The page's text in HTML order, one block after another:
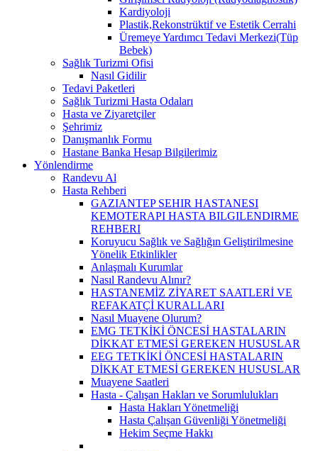
Kardiyoloji
Plastik,Rekonstrüktif ve Estetik Cerrahi
Üremeye Yardımcı Tedavi Merkezi(Tüp
Bebek)
Sağlık Turizmi Ofisi
Nasıl Gidilir
Tedavi Paketleri
Sağlık Turizmi Hasta Odaları
Hasta ve Ziyaretçiler
Şehrimiz
Danışmanlık Formu
Hastane Banka Hesap Bilgilerimiz
Yönlendirme
Randevu Al
Hasta Rehberi
GAZIANTEP SEHIR HASTANESI
KEMOTERAPI HASTA BILGILENDIRME
REHBERI
Koruyucu Sağlık ve Sağlığın Geliştirilmesine
Yönelik Etkinlikler
Anlaşmalı Kurumlar
Nasıl Randevu Alınır?
HASTANEMİZ ZİYARET SAATLERİ VE
REFAKATÇİ KURALLARI
Nasıl Muayene Olurum?
EMG TETKİKİ ÖNCESİ HASTALARIN
DİKKAT ETMESİ GEREKEN HUSUSLAR
EEG TETKİKİ ÖNCESİ HASTALARIN
DİKKAT ETMESİ GEREKEN HUSUSLAR
Muayene Saatleri
Hasta - Çalışan Hakları ve Sorumlulukları
Hasta Hakları Yönetmeliği
Hasta Çalışan Güvenliği Yönetmeliği
Hekim Seçme Hakkı